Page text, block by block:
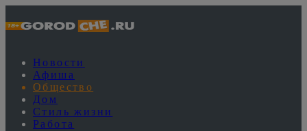
Новости
Афиша
Общество
Дом
Стиль жизни
Работа